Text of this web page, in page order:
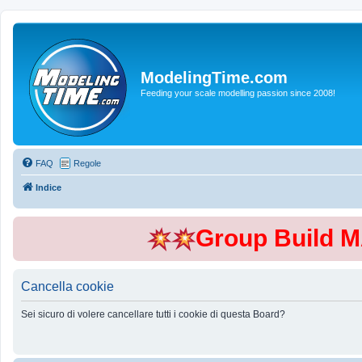
ModelingTime.com
Feeding your scale modelling passion since 2008!
FAQ Regole
Indice
Group Build
Cancella cookie
Sei sicuro di volere cancellare tutti i cookie di questa Board?